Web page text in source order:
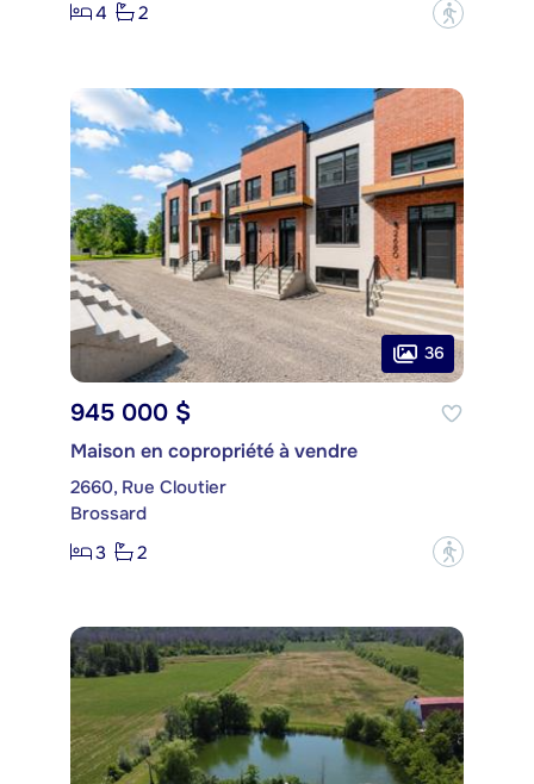
4
2 ?
36
945 000 $
Maison en copropriété à vendre
2660, Rue Cloutier
Brossard
3
2 ?